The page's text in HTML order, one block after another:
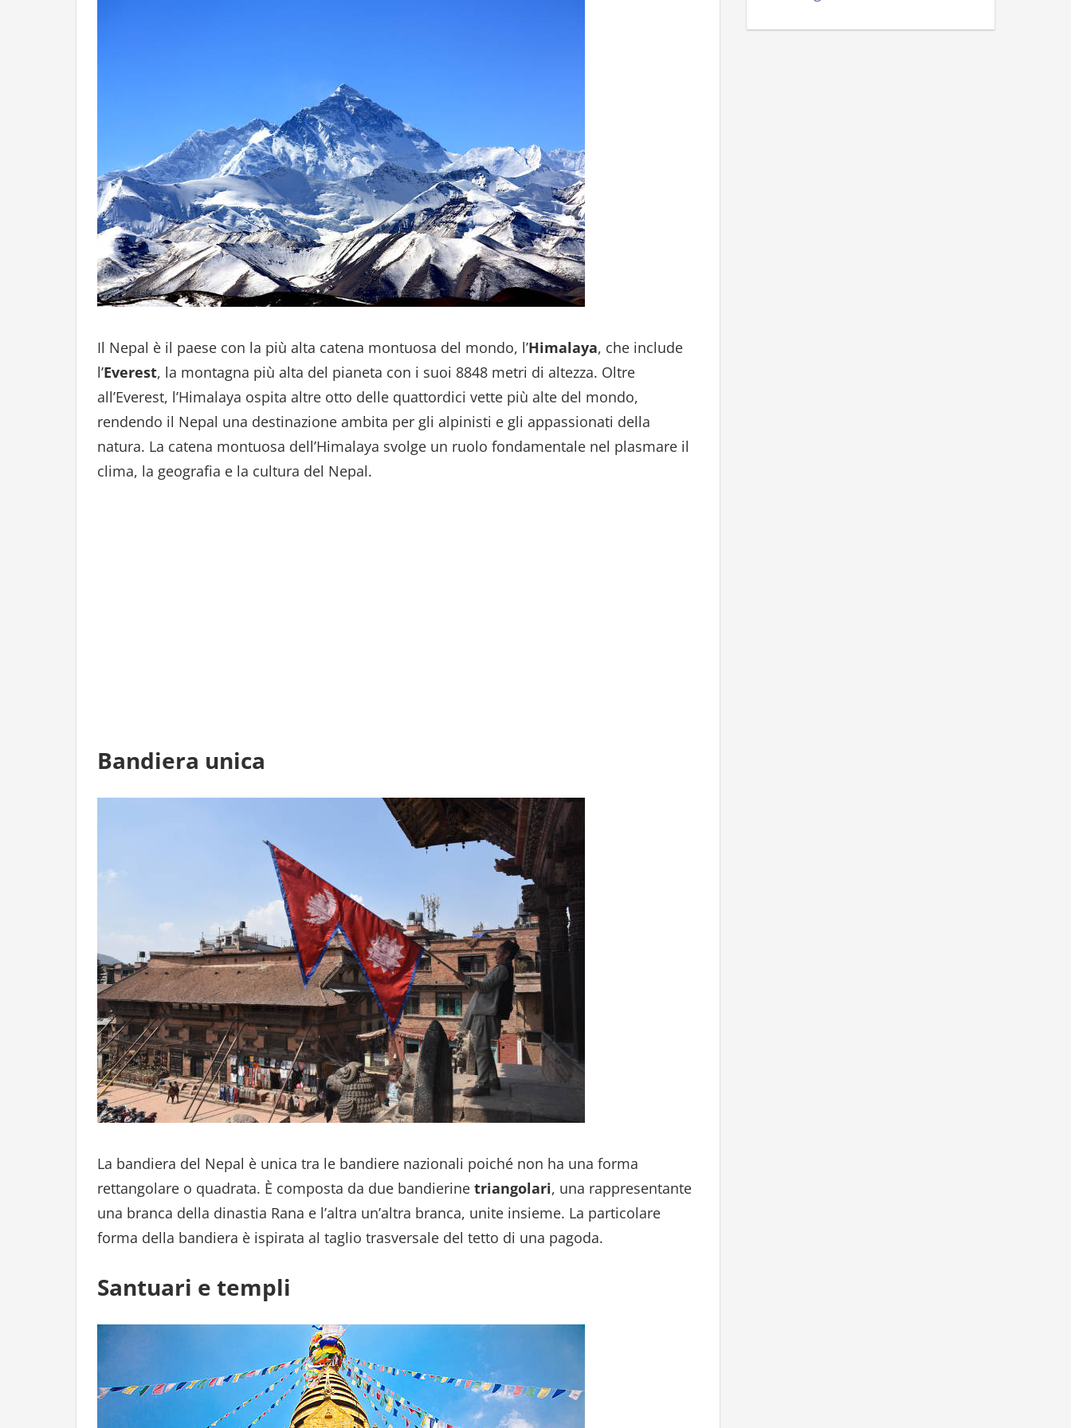
Il Nepal è il paese con la più alta catena montuosa del mondo, l’Himalaya, che include
l’Everest, la montagna più alta del pianeta con i suoi 8848 metri di altezza. Oltre
all’Everest, l’Himalaya ospita altre otto delle quattordici vette più alte del mondo,
rendendo il Nepal una destinazione ambita per gli alpinisti e gli appassionati della
natura. La catena montuosa dell’Himalaya svolge un ruolo fondamentale nel plasmare il
clima, la geografia e la cultura del Nepal.
Bandiera unica
La bandiera del Nepal è unica tra le bandiere nazionali poiché non ha una forma
rettangolare o quadrata. È composta da due bandierine triangolari, una rappresentante
una branca della dinastia Rana e l’altra un’altra branca, unite insieme. La particolare
forma della bandiera è ispirata al taglio trasversale del tetto di una pagoda.
Santuari e templi